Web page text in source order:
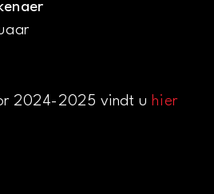
2024-2025 vindt uhier